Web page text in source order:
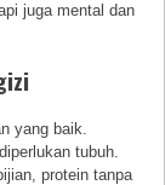
juga mental dan
yang baik.
tubuh.
protein tanpa